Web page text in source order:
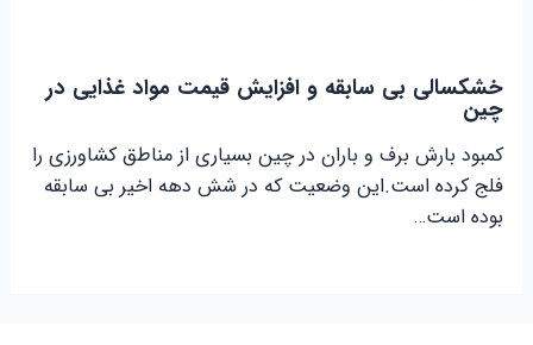
خشکسالی بی سابقه و افزایش قیمت مواد غذایی در
چین
کمبود بارش برف و باران در چین بسیاری از مناطق کشاورزی را
فلج کرده است.این وضعیت که در شش دهه اخیر بی سابقه
بوده است…